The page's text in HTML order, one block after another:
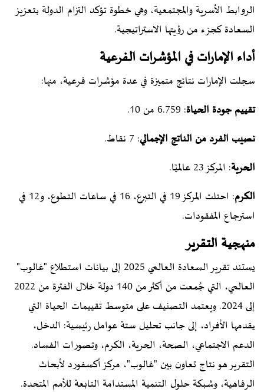
الروابط الأسرية والمجتمعية، وهي خطوة تؤكد التزام الدولة بتعزيز
السعادة كجزء من رؤيتها الاستراتيجية.
أداء الإمارات في المؤشرات الفرعية
سجلت الإمارات نتائج متميزة في عدة مؤشرات فرعية، منها:
تقييم جودة الحياة: 6.759 من 10.
نصيب الفرد من الناتج الإجمالي: 7 نقاط.
الحرية: المركز 23 عالميًا.
الكرم
: احتلت المركز 19 في التبرع، 16 في ساعات التطوع، و12 في
استرجاع المفقودات.
منهجية التقرير
يستند تقرير السعادة العالمي 2025 إلى بيانات استطلاع "غالوب"
العالمي، التي جُمعت من أكثر من 140 دولة خلال الفترة من 2022
إلى 2024. ويعتمد التصنيف على متوسط تقييمات الحياة التي
يقدمها الأفراد، إلى جانب تحليل ستة عوامل رئيسية: الدخل،
الدعم الاجتماعي، الصحة، الحرية، الكرم، وتصورات الفساد.
التقرير هو نتاج تعاون بين "غالوب"، مركز أكسفورد لأبحاث
الرفاهية، وشبكة حلول التنمية المستدامة التابعة للأمم المتحدة.